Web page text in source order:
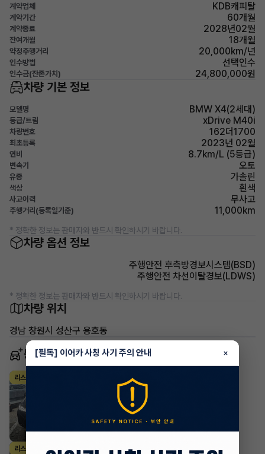
계약업체 KDB캐피탈
계약기간 60개월
계약종료 2028년02월
잔여개월 18개월
약정주행거리 20,000km/년
인수방법 선택인수
인수금(잔존가치) 24,800,000원
차량 기본 정보
모델명 BMW X4(2세대)
등급/트림 xDrive M40i
차량번호 162더1700
최초등록 2023년 02월
연비 8.7km/L (5등급)
변속기 오토
유종 가솔린
색상 흰색
사고이력 무사고
주행거리(등록일기준) 11,000km
* 정확한 정보는 판매자와 반드시 확인하시기 바랍니다.
차량 옵션 정보
주행안전 후측방경보시스템(BSD)
주행안전 차선이탈경보(LDWS)
* 정확한 정보는 판매자와 반드시 확인하시기 바랍니다.
차량 위치
경남 창원시 성산구 용호동
동일 차종 이어카
리스 BMW X시리즈
xDrive40i M Sport Package
1,713,990 원 X
10,000,000원
조회 1,827 1시간 전
리스 BMW X시리즈
[필독] 이어카 사칭 사기 주의 안내 ×